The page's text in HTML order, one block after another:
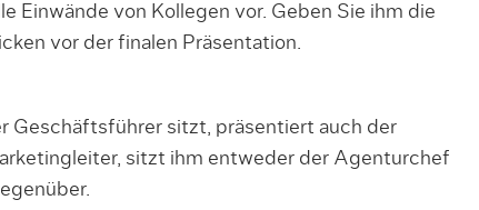
Einwände von Kollegen vor. Geben Sie ihm die
vor der finalen Präsentation.
Geschäftsführer sitzt, präsentiert auch der
sitzt ihm entweder der Agenturchef